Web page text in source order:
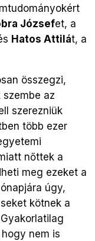
Józsefet, a
Hatos Attilát, a
összegzi,
az
szerezniük
több ezer
nőttek a
meg ezeket a
úgy,
kötnek a
nem is